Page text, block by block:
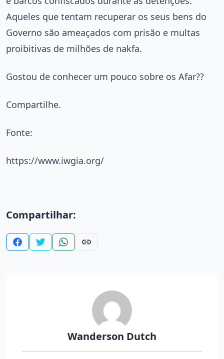
Aqueles que tentam recuperar os seus bens do
Governo são ameaçados com prisão e multas
proibitivas de milhões de nakfa.
Gostou de conhecer um pouco sobre os Afar??
Compartilhe.
Fonte:
https://www.iwgia.org/
Compartilhar:
Wanderson Dutch